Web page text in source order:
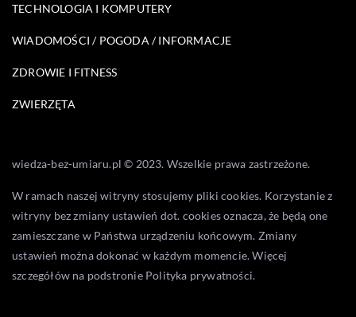
TECHNOLOGIA I KOMPUTERY
WIADOMOŚCI / POGODA / INFORMACJE
ZDROWIE I FITNESS
ZWIERZĘTA
wiedza-bez-umiaru.pl © 2023. Wszelkie prawa zastrzeżone.
W ramach naszej witryny stosujemy pliki cookies. Korzystanie z
witryny bez zmiany ustawień dot. cookies oznacza, że będą one
zamieszczane w Państwa urządzeniu końcowym. Zmiany
ustawień można dokonać w każdym momencie. Więcej
szczegółów na podstronie Polityka prywatności.